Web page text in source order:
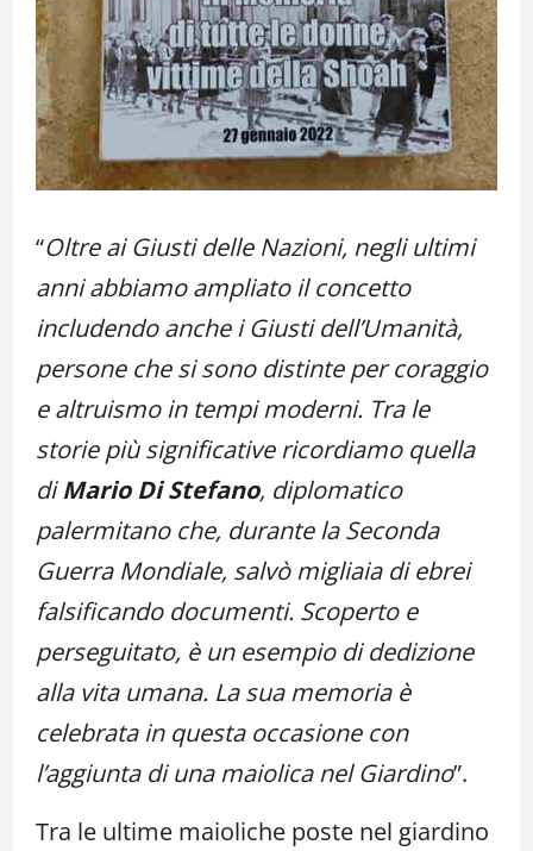
“Oltre ai Giusti delle Nazioni, negli ultimi
anni abbiamo ampliato il concetto
includendo anche i Giusti dell’Umanità,
persone che si sono distinte per coraggio
e altruismo in tempi moderni. Tra le
storie più significative ricordiamo quella
diMario Di Stefano, diplomatico
palermitano che, durante la Seconda
Guerra Mondiale, salvò migliaia di ebrei
falsificando documenti. Scoperto e
perseguitato, è un esempio di dedizione
alla vita umana. La sua memoria è
celebrata in questa occasione con
l’aggiunta di una maiolica nel Giardino”.
Tra le ultime maioliche poste nel giardino